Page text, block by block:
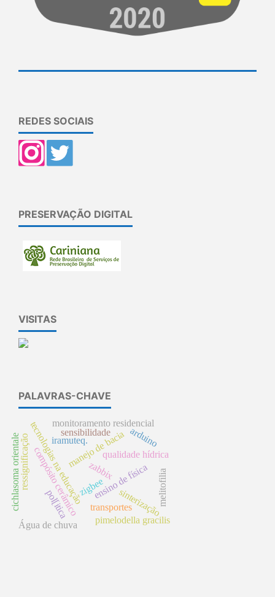
REDES SOCIAIS
PRESERVAÇÃO DIGITAL
VISITAS
PALAVRAS-CHAVE
ensino de física
qualidade hídrica
manejo de bacia
tecnologias na educação
compósito cerâmico sinterização
monitoramento residencial
zigbee
zabbix
pol[itica
Água de chuva
ressignificação
cichlasoma orientale
pimelodella gracilis
sensibilidade
transportes
iramuteq.
melitofilia
arduino